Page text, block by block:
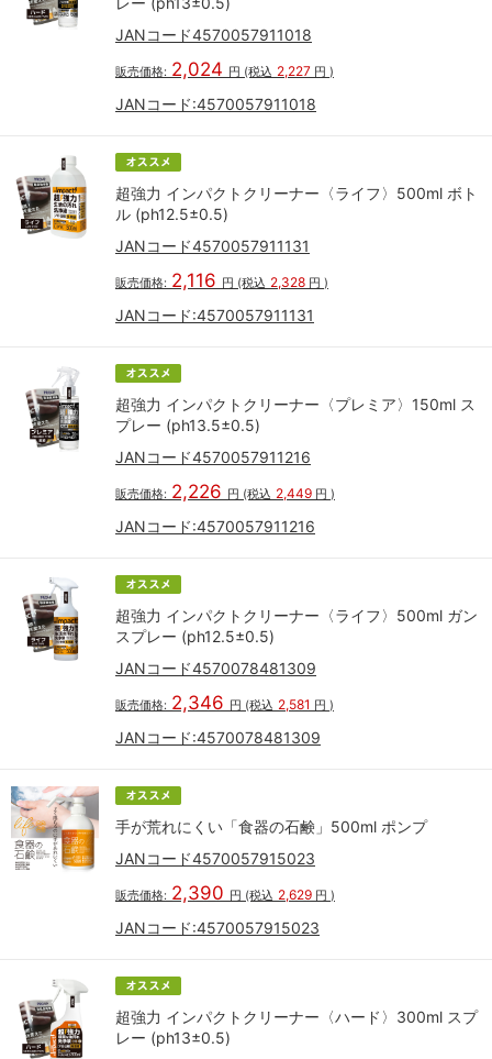
JANコード4570057911018
販売価格: 2,024 円 (税込 2,227 円 )
JANコード:4570057911018
超強力 インパクトクリーナー〈ライフ〉500ml ボト
ル (ph12.5±0.5)
JANコード4570057911131
販売価格: 2,116 円 (税込 2,328 円 )
JANコード:4570057911131
超強力 インパクトクリーナー〈プレミア〉150ml ス
プレー (ph13.5±0.5)
JANコード4570057911216
販売価格: 2,226 円 (税込 2,449 円 )
JANコード:4570057911216
超強力 インパクトクリーナー〈ライフ〉500ml ガン
スプレー (ph12.5±0.5)
JANコード4570078481309
販売価格: 2,346 円 (税込 2,581 円 )
JANコード:4570078481309
手が荒れにくい「食器の石鹸」500ml ポンプ
JANコード4570057915023
販売価格: 2,390 円 (税込 2,629 円 )
JANコード:4570057915023
超強力 インパクトクリーナー〈ハード〉300ml スプ
レー (ph13±0.5)